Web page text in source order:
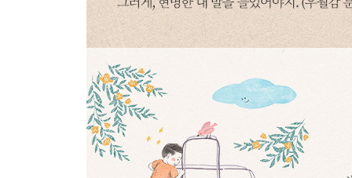
인신공격하는 말
“또 그랬어?”
과거 얘기 말고 현재의 분석과 미래의 응원만 해주
인격을 모독하는 말
“몇 번을 말해야 하니?”
모욕이 아니라 호소의 언어로 말해주세요
모함하는 말